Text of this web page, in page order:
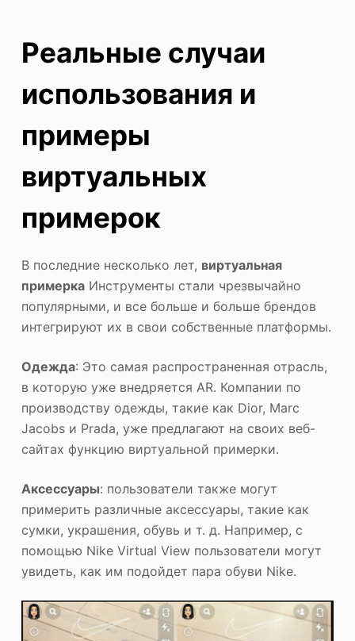
Реальные случаи
использования и
примеры
виртуальных
примерок
В последние несколько лет, виртуальная
примеркаИнструменты стали чрезвычайно
популярными, и все больше и больше брендов
интегрируют их в свои собственные платформы.
Одежда: Это самая распространенная отрасль,
в которую уже внедряется AR. Компании по
производству одежды, такие как Dior, Marc
Jacobs и Prada, уже предлагают на своих веб-
сайтах функцию виртуальной примерки.
Аксессуары: пользователи также могут
примерить различные аксессуары, такие как
сумки, украшения, обувь и т. д. Например, с
помощью Nike Virtual View пользователи могут
увидеть, как им подойдет пара обуви Nike.